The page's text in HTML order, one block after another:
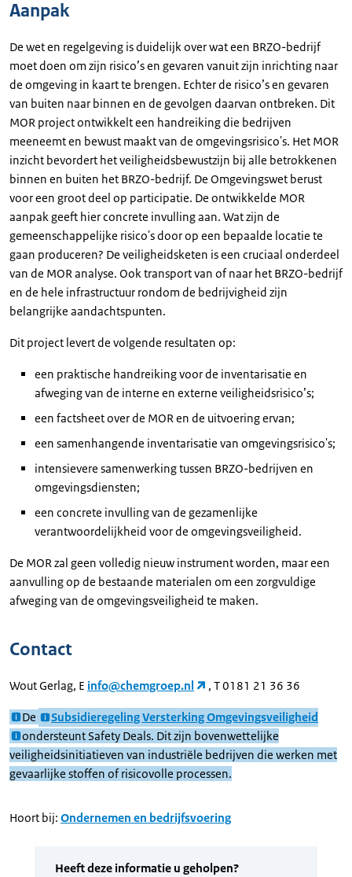
Aanpak
De wet en regelgeving is duidelijk over wat een BRZO-bedrijf
moet doen om zijn risico’s en gevaren vanuit zijn inrichting naar
de omgeving in kaart te brengen. Echter de risico’s en gevaren
van buiten naar binnen en de gevolgen daarvan ontbreken. Dit
MOR project ontwikkelt een handreiking die bedrijven
meeneemt en bewust maakt van de omgevingsrisico's. Het MOR
inzicht bevordert het veiligheidsbewustzijn bij alle betrokkenen
binnen en buiten het BRZO-bedrijf. De Omgevingswet berust
voor een groot deel op participatie. De ontwikkelde MOR
aanpak geeft hier concrete invulling aan. Wat zijn de
gemeenschappelijke risico's door op een bepaalde locatie te
gaan produceren? De veiligheidsketen is een cruciaal onderdeel
van de MOR analyse. Ook transport van of naar het BRZO-bedrijf
en de hele infrastructuur rondom de bedrijvigheid zijn
belangrijke aandachtspunten.
Dit project levert de volgende resultaten op:
een praktische handreiking voor de inventarisatie en
afweging van de interne en externe veiligheidsrisico’s;
een factsheet over de MOR en de uitvoering ervan;
een samenhangende inventarisatie van omgevingsrisico's;
intensievere samenwerking tussen BRZO-bedrijven en
omgevingsdiensten;
een concrete invulling van de gezamenlijke
verantwoordelijkheid voor de omgevingsveiligheid.
De MOR zal geen volledig nieuw instrument worden, maar een
aanvulling op de bestaande materialen om een zorgvuldige
afweging van de omgevingsveiligheid te maken.
Contact
Wout Gerlag, E info@chemgroep.nl , T 0181 21 36 36
De
Subsidieregeling Versterking Omgevingsveiligheid
ondersteunt Safety Deals. Dit zijn bovenwettelijke
veiligheidsinitiatieven van industriële bedrijven die werken met
gevaarlijke stoffen of risicovolle processen.
Hoort bij: Ondernemen en bedrijfsvoering